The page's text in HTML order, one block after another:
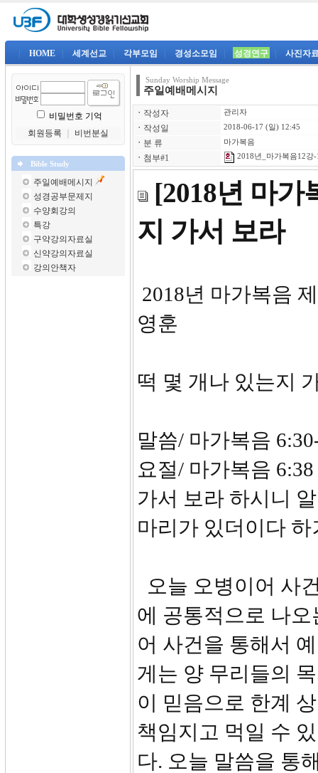
HOME 세계선교 각부모임 경성소모임 성경연구 사진자
비밀번호 기억
회원등록
비번분실
Bible Study
주일예배메시지
성경공부문제지
수양회강의
특강
구약강의자료실
신약강의자료실
강의안책자
Sunday Worship Message
주일예배메시지
ㆍ 작성자 관리자
ㆍ 작성일 2018-06-17 (일) 12:45
ㆍ 분 류 마가복음
ㆍ 첨부#1 2018년_마가복음12강
[2018년 마가
지 가서 보라
2018년
영훈
떡 몇 개나 있는지
말씀/ 마가복음
요절/ 마가복음
가서 보라 하시니
마리가 있더이다 하
오늘 오병이어 사
에 공통적으로 나
어 사건을 통해서
게는 양 무리들의
이 믿음으로 한계
책임지고 먹일 수
다. 오늘 말씀을 통